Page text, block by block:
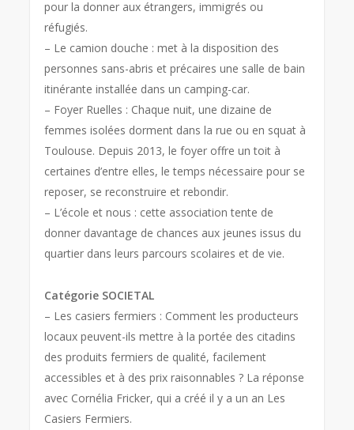
pour la donner aux étrangers, immigrés ou
réfugiés.
– Le camion douche : met à la disposition des
personnes sans-abris et précaires une salle de bain
itinérante installée dans un camping-car.
– Foyer Ruelles : Chaque nuit, une dizaine de
femmes isolées dorment dans la rue ou en squat à
Toulouse. Depuis 2013, le foyer offre un toit à
certaines d’entre elles, le temps nécessaire pour se
reposer, se reconstruire et rebondir.
– L’école et nous : cette association tente de
donner davantage de chances aux jeunes issus du
quartier dans leurs parcours scolaires et de vie.
Catégorie SOCIETAL
– Les casiers fermiers : Comment les producteurs
locaux peuvent-ils mettre à la portée des citadins
des produits fermiers de qualité, facilement
accessibles et à des prix raisonnables ? La réponse
avec Cornélia Fricker, qui a créé il y a un an Les
Casiers Fermiers.